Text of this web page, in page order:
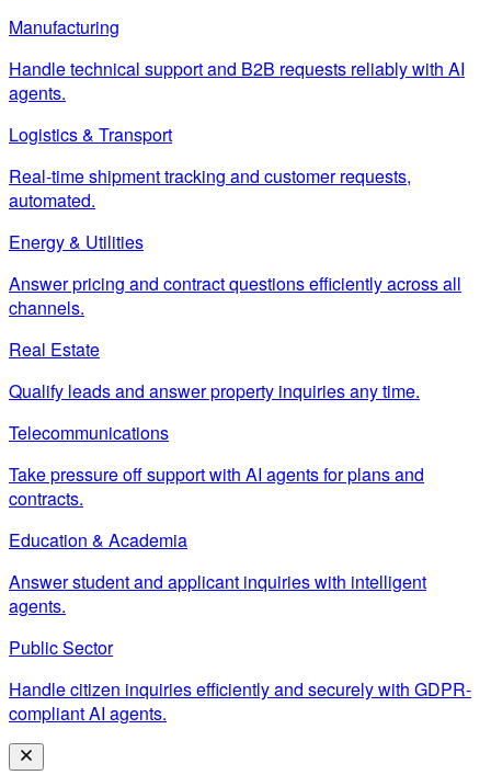
Manufacturing
Handle technical support and B2B requests reliably with AI
agents.
Logistics & Transport
Real-time shipment tracking and customer requests,
automated.
Energy & Utilities
Answer pricing and contract questions efficiently across all
channels.
Real Estate
Qualify leads and answer property inquiries any time.
Telecommunications
Take pressure off support with AI agents for plans and
contracts.
Education & Academia
Answer student and applicant inquiries with intelligent
agents.
Public Sector
Handle citizen inquiries efficiently and securely with GDPR-
compliant AI agents.